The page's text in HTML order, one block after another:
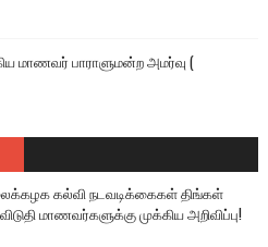
மாணவர் பாராளுமன்ற அமர்வு (
கல்வி நடவடிக்கைகள் திங்கள்
மாணவர்களுக்கு முக்கிய அறிவிப்பு!